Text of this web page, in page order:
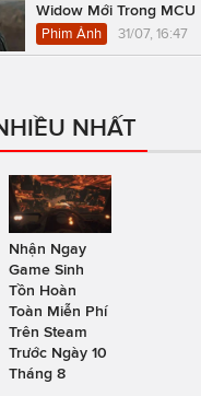
Widow Mới Trong MCU
Phim Ảnh 31/07, 16:47
NHẤT
Nhận Ngay
Game Sinh
Tồn Hoàn
Toàn Miễn Phí
Trên Steam
Trước Ngày 10
Tháng 8